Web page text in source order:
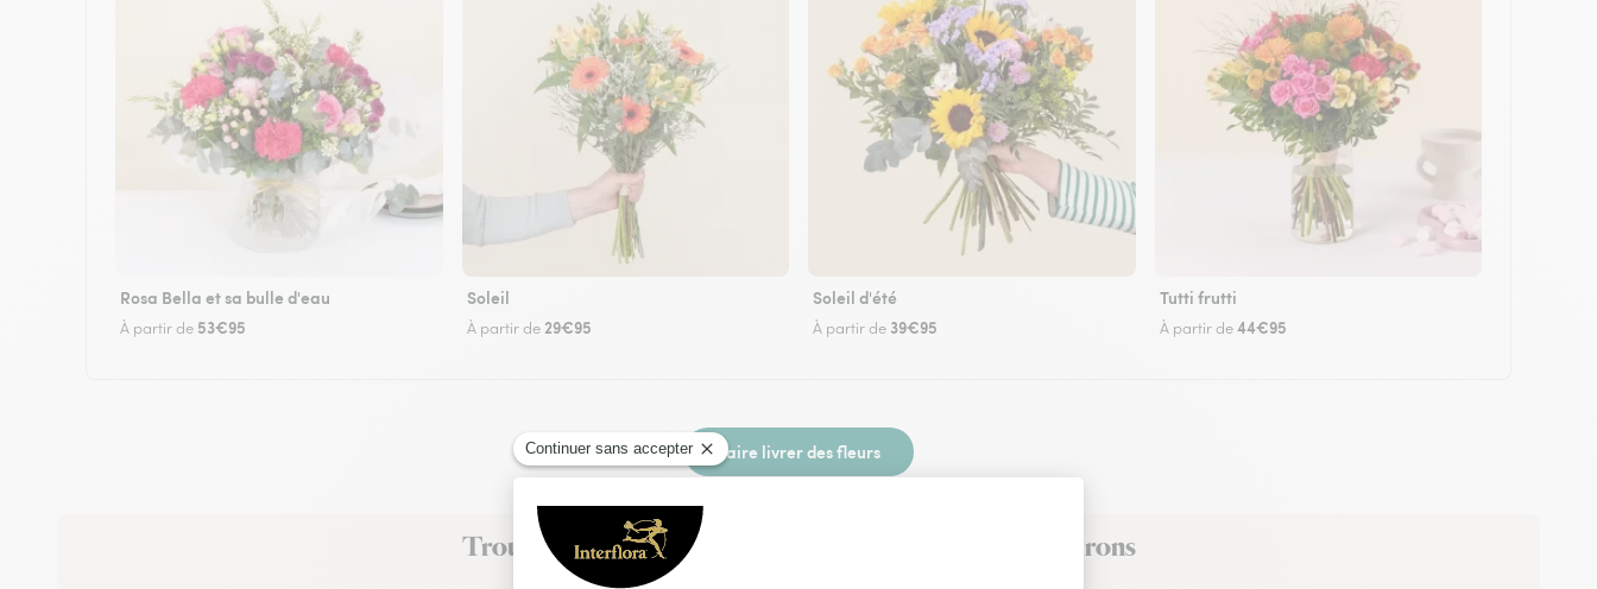
Rosa Bella et sa bulle d'eau
À partir de 53€95
Soleil
À partir de 29€95
Soleil d'été
À partir de 39€95
Tutti frutti
À partir de44€95
Faire livrer des fleurs
Trouvez un fleuriste Interflora à Ceyrat et dans ses environs